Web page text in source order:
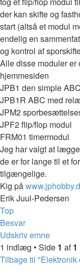
der kan skifte og
start (altså et modul
endelig en
og kontrol af
Alle disse moduler
hjemmesiden
JPB1 den simple
JPB1R ABC med
JPM2
JPF2 flip/flop modul
FRM01 timermodul
Jeg har valgt at
de er for lange til et
tilgængelige.
Kig på
Erik Juul-Pedersen
Top
Besvar
Udskriv emne
1 indlæg • Side 1 af1
Tilbage til "Elektronik